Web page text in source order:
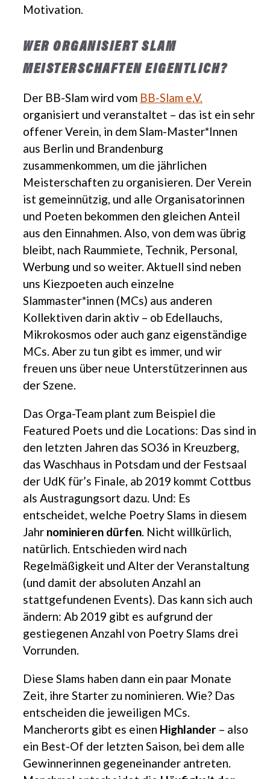
Motivation.
WER ORGANISIERT SLAM
MEISTERSCHAFTEN EIGENTLICH?
Der BB-Slam wird vom BB-Slam e.V.
organisiert und veranstaltet – das ist ein sehr
offener Verein, in dem Slam-Master*Innen
aus Berlin und Brandenburg
zusammenkommen, um die jährlichen
Meisterschaften zu organisieren. Der Verein
ist gemeinnützig, und alle Organisatorinnen
und Poeten bekommen den gleichen Anteil
aus den Einnahmen. Also, von dem was übrig
bleibt, nach Raummiete, Technik, Personal,
Werbung und so weiter. Aktuell sind neben
uns Kiezpoeten auch einzelne
Slammaster*innen (MCs) aus anderen
Kollektiven darin aktiv – ob Edellauchs,
Mikrokosmos oder auch ganz eigenständige
MCs. Aber zu tun gibt es immer, und wir
freuen uns über neue Unterstützerinnen aus
der Szene.
Das Orga-Team plant zum Beispiel die
Featured Poets und die Locations: Das sind in
den letzten Jahren das SO36 in Kreuzberg,
das Waschhaus in Potsdam und der Festsaal
der UdK für’s Finale, ab 2019 kommt Cottbus
als Austragungsort dazu. Und: Es
entscheidet, welche Poetry Slams in diesem
Jahr nominieren dürfen . Nicht willkürlich,
natürlich. Entschieden wird nach
Regelmäßigkeit und Alter der Veranstaltung
(und damit der absoluten Anzahl an
stattgefundenen Events). Das kann sich auch
ändern: Ab 2019 gibt es aufgrund der
gestiegenen Anzahl von Poetry Slams drei
Vorrunden.
Diese Slams haben dann ein paar Monate
Zeit, ihre Starter zu nominieren. Wie? Das
entscheiden die jeweiligen MCs.
Mancherorts gibt es einen Highlander – also
ein Best-Of der letzten Saison, bei dem alle
Gewinnerinnen gegeneinander antreten.